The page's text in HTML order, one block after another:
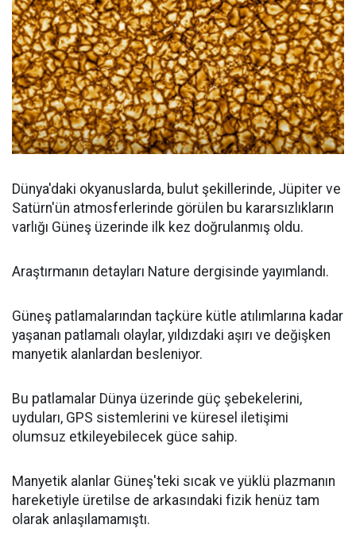
Dünya'daki okyanuslarda, bulut şekillerinde, Jüpiter ve
Satürn'ün atmosferlerinde görülen bu kararsızlıkların
varlığı Güneş üzerinde ilk kez doğrulanmış oldu.
Araştırmanın detayları Nature dergisinde yayımlandı.
Güneş patlamalarından taçküre kütle atılımlarına kadar
yaşanan patlamalı olaylar, yıldızdaki aşırı ve değişken
manyetik alanlardan besleniyor.
Bu patlamalar Dünya üzerinde güç şebekelerini,
uyduları, GPS sistemlerini ve küresel iletişimi
olumsuz etkileyebilecek güce sahip.
Manyetik alanlar Güneş'teki sıcak ve yüklü plazmanın
hareketiyle üretilse de arkasındaki fizik henüz tam
olarak anlaşılamamıştı.